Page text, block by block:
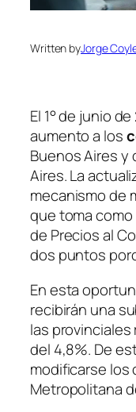
Written byJorge
El 1° de junio
aumento a los
Buenos Aires y
Aires. La
mecanismo de
que toma
de Precios al
dos puntos
En esta
recibirán una
las
del 4,8%. De
modificarse los
Metropolitana